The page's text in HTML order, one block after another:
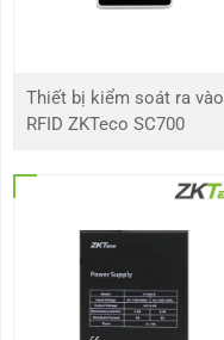
Đầu vào 8 kênh
Phát lại
16
Thiết bị kiểm soát ra vào
RFID ZKTeco SC700